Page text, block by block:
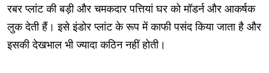
रबर प्लांट की बड़ी और चमकदार पत्तियां घर को मॉडर्न और आकर्षक
लुक देती हैं। इसे इंडोर प्लांट के रूप में काफी पसंद किया जाता है और
इसकी देखभाल भी ज्यादा कठिन नहीं होती।